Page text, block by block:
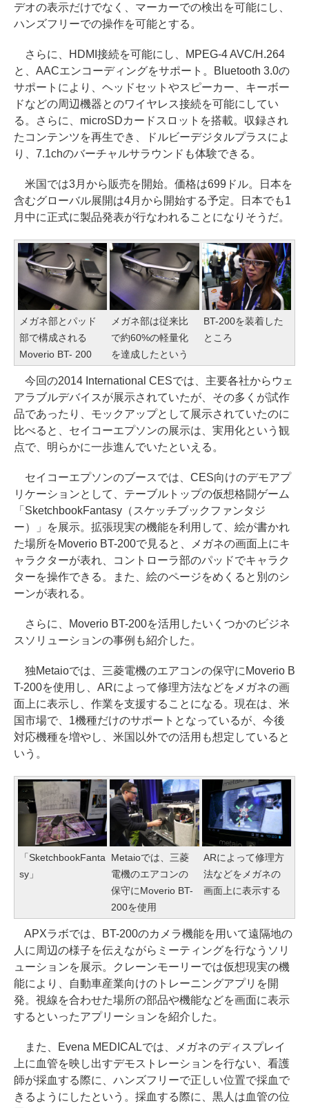
デオの表示だけでなく、マーカーでの検出を可能にし、
ハンズフリーでの操作を可能とする。
さらに、HDMI接続を可能にし、MPEG-4 AVC/H.264
と、AACエンコーディングをサポート。Bluetooth 3.0の
サポートにより、ヘッドセットやスピーカー、キーボー
ドなどの周辺機器とのワイヤレス接続を可能にしてい
る。さらに、microSDカードスロットを搭載。収録され
たコンテンツを再生でき、ドルビーデジタルプラスによ
り、7.1chのバーチャルサラウンドも体験できる。
米国では3月から販売を開始。価格は699ドル。日本を
含むグローバル展開は4月から開始する予定。日本でも1
月中に正式に製品発表が行なわれることになりそうだ。
メガネ部とパッド
部で構成される
Moverio BT- 200
メガネ部は従来比
で約60%の軽量化
を達成したという
BT-200を装着した
ところ
今回の2014 International CESでは、主要各社からウェ
アラブルデバイスが展示されていたが、その多くが試作
品であったり、モックアップとして展示されていたのに
比べると、セイコーエプソンの展示は、実用化という観
点で、明らかに一歩進んでいたといえる。
セイコーエプソンのブースでは、CES向けのデモアプ
リケーションとして、テーブルトップの仮想格闘ゲーム
「SketchbookFantasy（スケッチブックファンタジ
ー）」を展示。拡張現実の機能を利用して、絵が書かれ
た場所をMoverio BT-200で見ると、メガネの画面上にキ
ャラクターが表れ、コントローラ部のパッドでキャラク
ターを操作できる。また、絵のページをめくると別のシ
ーンが表れる。
さらに、Moverio BT-200を活用したいくつかのビジネ
スソリューションの事例も紹介した。
独Metaioでは、三菱電機のエアコンの保守にMoverio B
T-200を使用し、ARによって修理方法などをメガネの画
面上に表示し、作業を支援することになる。現在は、米
国市場で、1機種だけのサポートとなっているが、今後
対応機種を増やし、米国以外での活用も想定していると
いう。
「SketchbookFanta
sy」
Metaioでは、三菱
電機のエアコンの
保守にMoverio BT-
200を使用
ARによって修理方
法などをメガネの
画面上に表示する
APXラボでは、BT-200のカメラ機能を用いて遠隔地の
人に周辺の様子を伝えながらミーティングを行なうソリ
ューションを展示。クレーンモーリーでは仮想現実の機
能により、自動車産業向けのトレーニングアプリを開
発。視線を合わせた場所の部品や機能などを画面に表示
するといったアプリーションを紹介した。
また、Evena MEDICALでは、メガネのディスプレイ
上に血管を映し出すデモストレーションを行ない、看護
師が採血する際に、ハンズフリーで正しい位置で採血で
きるようにしたという。採血する際に、黒人は血管の位